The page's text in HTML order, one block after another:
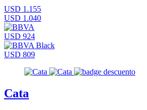
USD 1.155
USD 1.040
USD 924
USD 809
Cata